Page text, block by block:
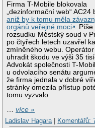
Firma T-Mobile blokovala
„dezinformační web“ AC24
aniž by k tomu měla
orgánů veřejné moci . Píše
rozsudku Městský soud v
po čtyřech letech uzavřel
zmíněného webu.
uhradit škodu ve výši 35
Advokát společnosti T-
u odvolacího senátu
že firma jednala v dobré
stránky omezila přístup
tomu vyzvalo
…více »
Ladislav Hagara | Komentářů: